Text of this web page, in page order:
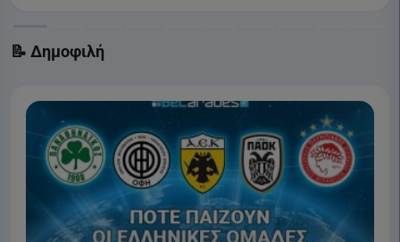
📝 Δημοφιλή